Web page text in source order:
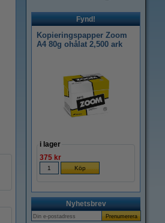
Fynd!
Kopieringspapper Zoom
A4 80g ohålat 2,500 ark
i lager
375 kr
Nyhetsbrev